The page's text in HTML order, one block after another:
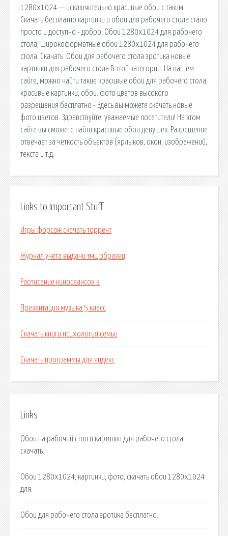
1280х1024 — исключительно красивые обои с таким.
Скачать бесплатно картинки и обои для рабочего стола стало
просто и доступно - добро. Обои 1280x1024 для рабочего
стола, широкоформатные обои 1280x1024 для рабочего
стола. Скачать. Обои для рабочего стола эротика новые
картинки для рабочего стола В этой категории. На нашем
сайте, можно найти такие красивые обои для рабочего стола,
красивые картинки, обои. фото цветов высокого
разрешения бесплатно - Здесь вы можете скачать новые
фото цветов. Здравствуйте, уважаемые посетители! На этом
сайте вы сможете найти красивые обои девушек. Разрешение
отвечает за четкость объектов (ярлыков, окон, изображений,
текста и т.д.
Links to Important Stuff
Игры форсаж скачать торрент
Журнал учета выдачи тмц образец
Расписание киносеансов в
Презентация музыка 5 класс
Скачать книги психология семьи
Скачать программы для яндекс
Links
Обои на рабочий стол и картинки для рабочего стола
скачать.
Обои 1280x1024, картинки, фото, скачать обои 1280x1024
для.
Обои для рабочего стола эротика бесплатно.